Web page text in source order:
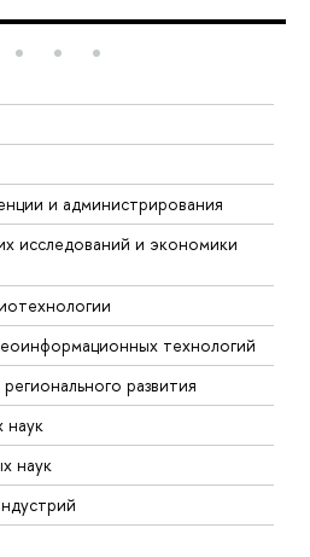
и администрирования
исследований и экономики
технологий
развития
наук
наук